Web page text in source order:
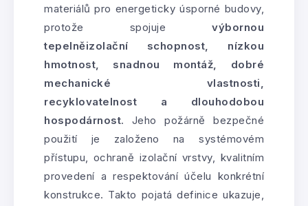
materiálů pro energeticky úsporné budovy,
protože spojuje výbornou
tepelněizolační schopnost, nízkou
hmotnost, snadnou montáž, dobré
mechanické vlastnosti,
recyklovatelnost a dlouhodobou
hospodárnost. Jeho požárně bezpečné
použití je založeno na systémovém
přístupu, ochraně izolační vrstvy, kvalitním
provedení a respektování účelu konkrétní
konstrukce. Takto pojatá definice ukazuje,